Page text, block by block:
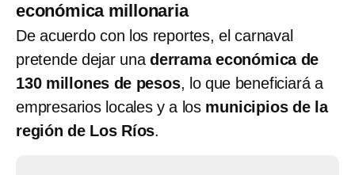
económica millonaria
De acuerdo con los reportes, el carnaval
pretende dejar unaderrama económica de
130 millones de pesos, lo que beneficiará a
empresarios locales y a los municipios de la
región de Los Ríos.